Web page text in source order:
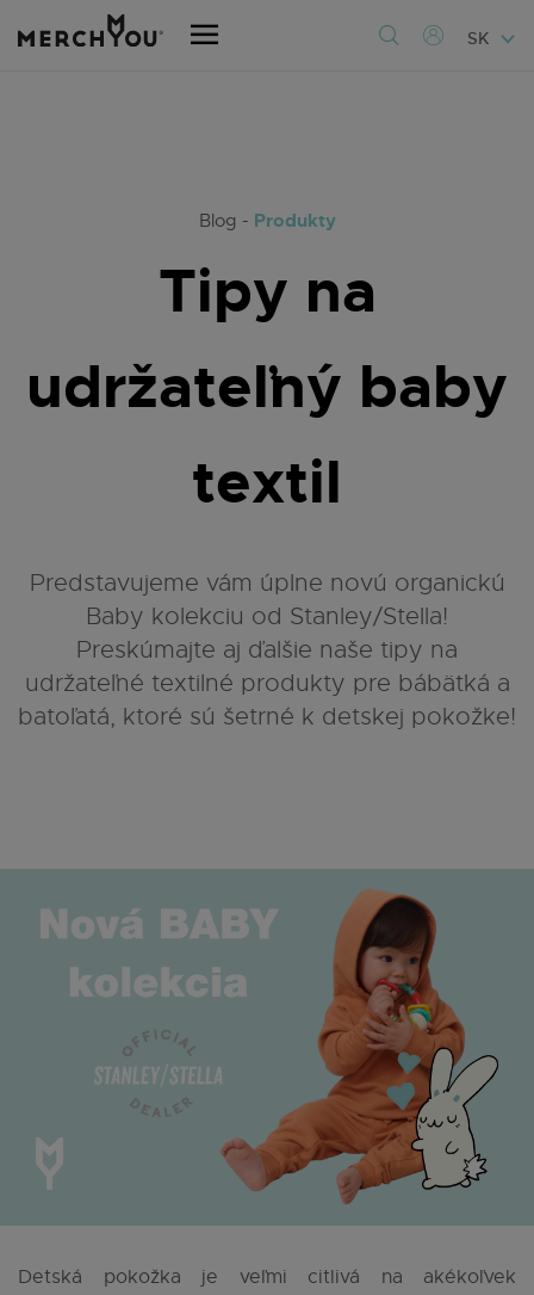
SK
Blog - Produkty
Tipy na
udržateľný baby
textil
Predstavujeme vám úplne novú organickú
Baby kolekciu od Stanley/Stella!
Preskúmajte aj ďalšie naše tipy na
udržateľné textilné produkty pre bábätká a
batoľatá, ktoré sú šetrné k detskej pokožke!
Detská pokožka je veľmi citlivá na akékoľvek